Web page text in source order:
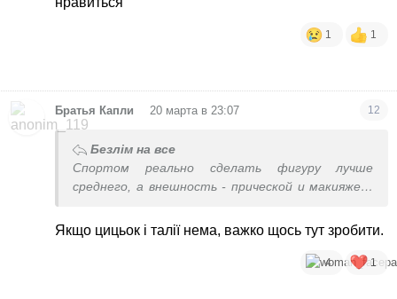
1 1
Братья Капли 20 марта в 23:07 12
Безлім на все
Спортом реально сделать фигуру лучше
среднего, а внешность - прической и макияжем.
Якщо цицьок і талії нема, важко щось тут зробити.
4 1